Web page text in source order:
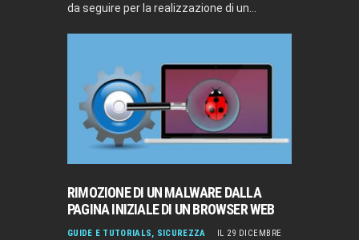
da seguire per la realizzazione di un…
RIMOZIONE DI UN MALWARE DALLA
PAGINA INIZIALE DI UN BROWSER WEB
GUIDE E TUTORIALS, SICUREZZA
IL 29 DICEMBRE